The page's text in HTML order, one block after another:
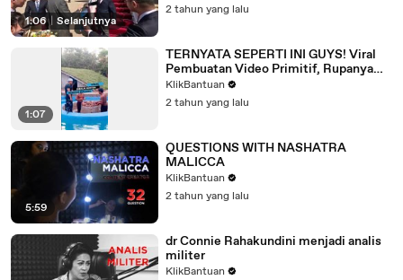
1:06 Selanjutnya
2 tahun yang lalu
1:07
TERNYATA SEPERTI INI GUYS! Viral
Pembuatan Video Primitif, Rupanya
Seperti Ini Yang Terjadi
KlikBantuan
2 tahun yang lalu
5:59
QUESTIONS WITH NASHATRA
MALICCA
KlikBantuan
2 tahun yang lalu
dr Connie Rahakundini menjadi analis
militer
KlikBantuan